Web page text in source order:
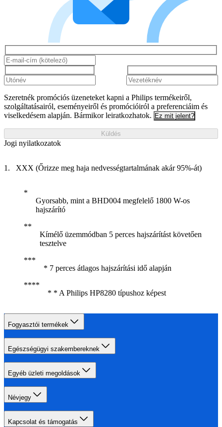
Szeretnék promóciós üzeneteket kapni a Philips termékeiről,
szolgáltatásairól, eseményeiről és promócióiról a preferenciáim és
viselkedésem alapján. Bármikor leiratkozhatok. Ez mit jelent?
Küldés
Jogi nyilatkozatok
XXX (Őrizze meg haja nedvességtartalmának akár 95%-át)
Gyorsabb, mint a BHD004 megfelelő 1800 W-os
hajszárító
Kímélő üzemmódban 5 perces hajszárítást követően
tesztelve
* 7 perces átlagos hajszárítási idő alapján
* * A Philips HP8280 típushoz képest
Fogyasztói termékek
Egészségügyi szakembereknek
Egyéb üzleti megoldások
Névjegy
Kapcsolat és támogatás